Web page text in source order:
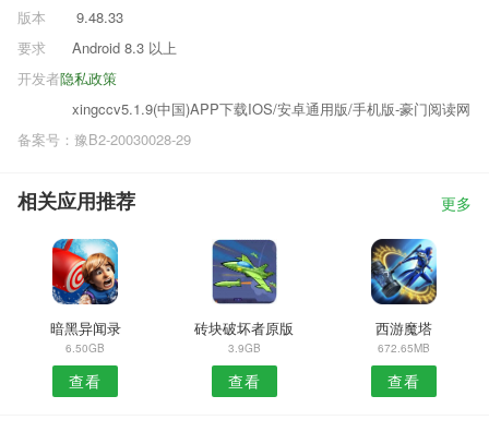
版本
9.48.33
要求
Android 8.3 以上
隐私政策
开发者
xingccv5.1.9(中国)APP下载IOS/安卓通用版/手机版-豪门阅读网
备案号：豫B2-20030028-29
相关应用推荐 更多
暗黑异闻录
6.50GB
查看
砖块破坏者原版
3.9GB
查看
西游魔塔
672.65MB
查看